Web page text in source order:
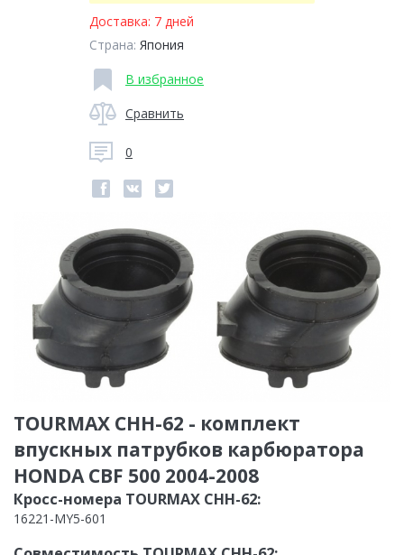
Доставка: 7 дней
Страна: Япония
В избранное
Сравнить
0
TOURMAX CHH-62 - комплект
впускных патрубков карбюратора
HONDA CBF 500 2004-2008
Кросс-номера TOURMAX CHH-62:
16221-MY5-601